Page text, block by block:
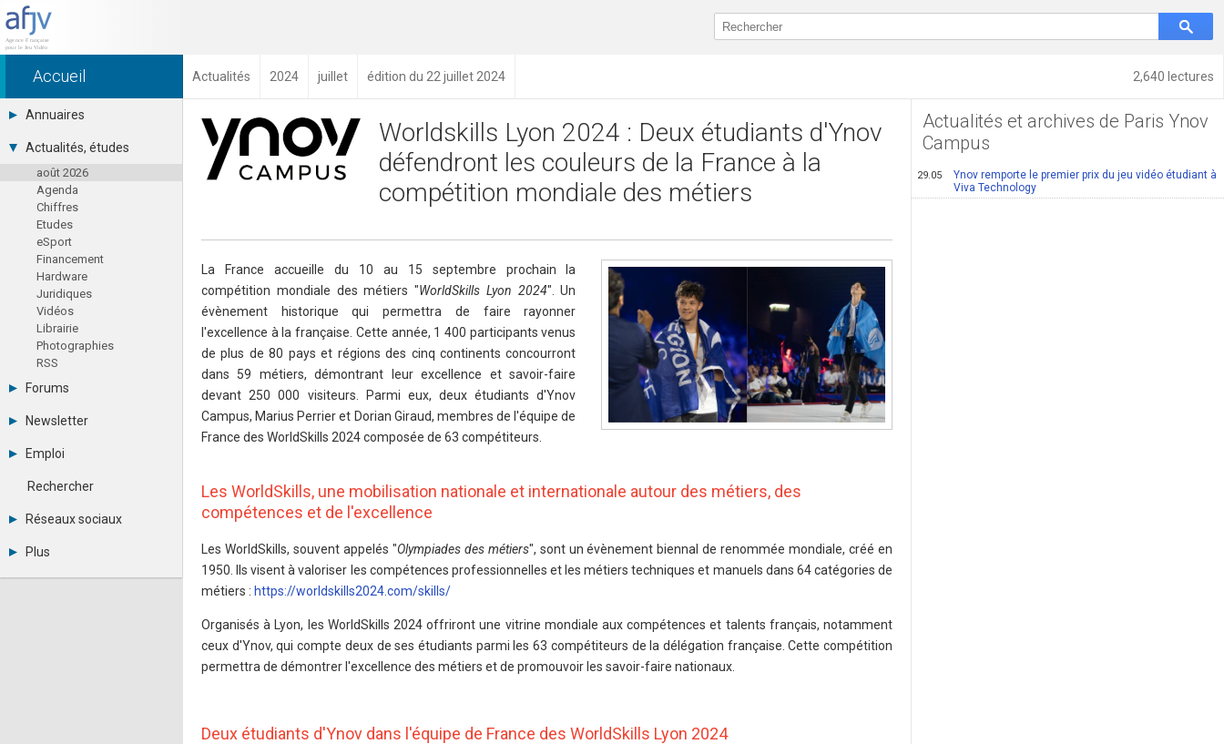
2,640 lectures
Accueil Actualités 2024 juillet édition du 22 juillet 2024
Annuaires
Toutes les sociétés (691)
Studios (418)
Editeurs (49)
Distributeurs (16)
Hard. / Accessoires (10)
Middlewares (15)
Prestataires (99)
Assoc. / Syndicats (21)
Formations / Ecoles (46)
Presse spécialisée (17)
Actualités, études
août 2026
Agenda
Chiffres
Etudes
eSport
Financement
Hardware
Juridiques
Vidéos
Librairie
Photographies
RSS
Forums
Tous les forums
Se connecter
Messages privés
Contacter un modérateur
Newsletter
Archives
Abonnement
Emploi
Consulter les annonces
Observatoire de l'emploi
Rechercher
Réseaux sociaux
LinkedIn
Plus
Annonceurs
Worldskills Lyon 2024 : Deux étudiants d'Ynov
défendront les couleurs de la France à la
compétition mondiale des métiers
La France accueille du 10 au 15 septembre prochain la
compétition mondiale des métiers "WorldSkills Lyon 2024". Un
évènement historique qui permettra de faire rayonner
l'excellence à la française. Cette année, 1 400 participants venus
de plus de 80 pays et régions des cinq continents concourront
dans 59 métiers, démontrant leur excellence et savoir-faire
devant 250 000 visiteurs. Parmi eux, deux étudiants d'Ynov
Campus, Marius Perrier et Dorian Giraud, membres de l'équipe de
France des WorldSkills 2024 composée de 63 compétiteurs.
Les WorldSkills, une mobilisation nationale et internationale autour des métiers, des
compétences et de l'excellence
Les WorldSkills, souvent appelés "Olympiades des métiers", sont un évènement biennal de renommée mondiale, créé en
1950. Ils visent à valoriser les compétences professionnelles et les métiers techniques et manuels dans 64 catégories de
métiers : https://worldskills2024.com/skills/
Organisés à Lyon, les WorldSkills 2024 offriront une vitrine mondiale aux compétences et talents français, notamment
ceux d'Ynov, qui compte deux de ses étudiants parmi les 63 compétiteurs de la délégation française. Cette compétition
permettra de démontrer l'excellence des métiers et de promouvoir les savoir-faire nationaux.
Deux étudiants d'Ynov dans l'équipe de France des WorldSkills Lyon 2024
Actualités et archives de Paris Ynov
Campus
29.05
Ynov remporte le premier prix du jeu vidéo étudiant à
Viva Technology